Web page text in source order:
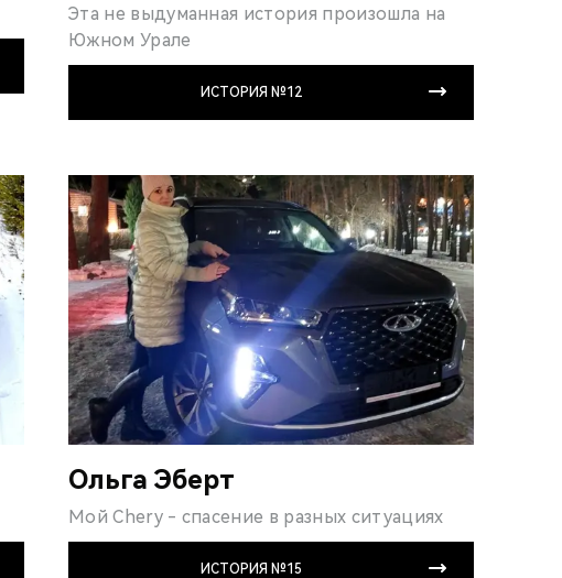
Эта не выдуманная ис­тория произошла на
Южном Урале
ИСТОРИЯ №12
Ольга Эберт
Мой Chery - спасение в разных ситуациях
ИСТОРИЯ №15